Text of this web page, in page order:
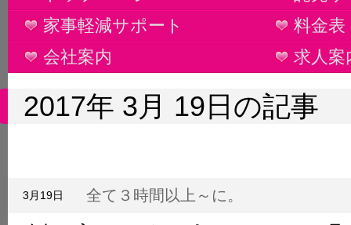
家事軽減サポート
料金表
会社案内
求人案
2017年 3月 19日の記事
全て３時間以上～に。
3月19日